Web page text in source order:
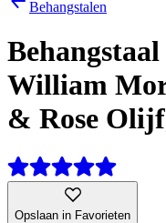
Behangstalen
William
& Rose
Opslaan in Favorieten